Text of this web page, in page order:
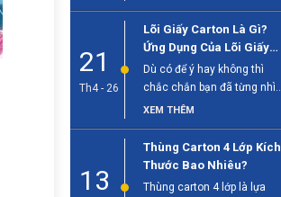
21
Th4 - 26
Lõi Giấy Carton Là Gì?
Ứng Dụng Của Lõi Giấy
Trong Công Nghiệp
Dù có để ý hay không thì
chắc chắn bạn đã từng nhìn
thấy lõi giấy [...]
XEM THÊM
13
Thùng Carton 4 Lớp Kích
Thước Bao Nhiêu?
Thùng carton 4 lớp là lựa